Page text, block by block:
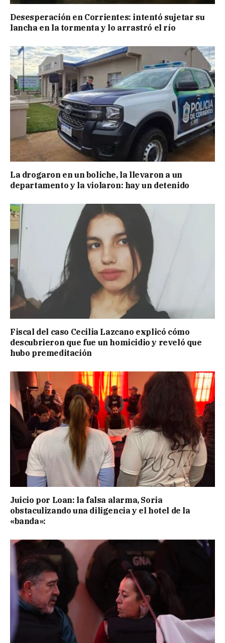
Desesperación en Corrientes: intentó sujetar su
lancha en la tormenta y lo arrastró el río
La drogaron en un boliche, la llevaron a un
departamento y la violaron: hay un detenido
Fiscal del caso Cecilia Lazcano explicó cómo
descubrieron que fue un homicidio y reveló que
hubo premeditación
Juicio por Loan: la falsa alarma, Soria
obstaculizando una diligencia y el hotel de la
«banda»: